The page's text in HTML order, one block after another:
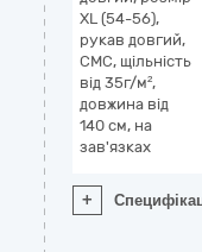
XL (54-56),
рукав довгий,
СМС, щільність
від 35г/м²,
довжина від
140 см, на
зав'язках
+